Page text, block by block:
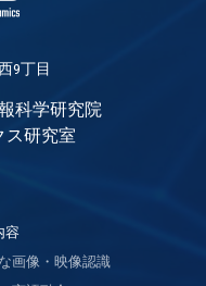
9丁目
科学研究院
ス研究室
容
画像・映像認識